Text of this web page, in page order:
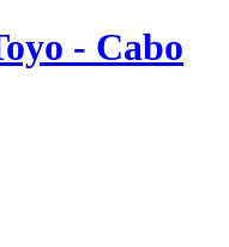
- Cabo